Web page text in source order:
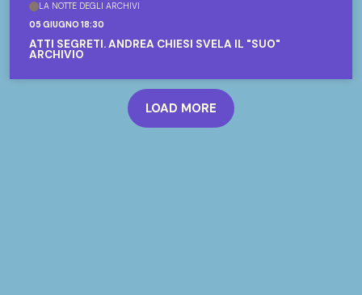
LA NOTTE DEGLI ARCHIVI
05 GIUGNO 18:30
ATTI SEGRETI. ANDREA CHIESI SVELA IL "SUO"
ARCHIVIO
LOAD MORE